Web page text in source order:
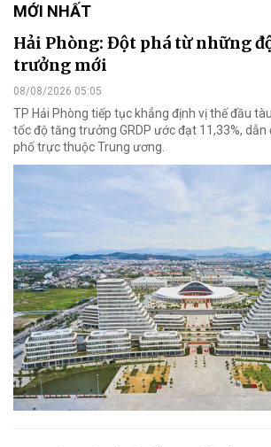
MỚI NHẤT
Hải Phòng: Đột phá từ những
trưởng mới
08/08/2026 05:05
TP Hải Phòng tiếp tục khẳng định vị thế đầu
tốc độ tăng trưởng GRDP ước đạt 11,33%,
phố trực thuộc Trung ương.